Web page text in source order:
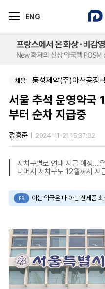
ENG
채용 동성제약(주)아산공장-
서울 추석 운영약국
부터 순차 지급중
정흥준 2024-11-21 15:37:02
자치구별로 연내 지급 예정...
나머지 자치구도 12월까지 지
PR 아는 약국은 다 아는 신제품 최